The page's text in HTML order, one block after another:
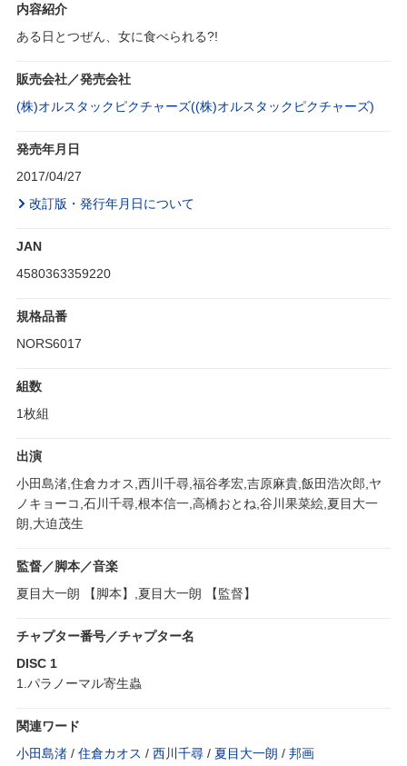
内容紹介
ある日とつぜん、女に食べられる?!
販売会社／発売会社
(株)オルスタックピクチャーズ((株)オルスタックピクチャーズ)
発売年月日
2017/04/27
改訂版・発行年月日について
JAN
4580363359220
規格品番
NORS6017
組数
1枚組
出演
小田島渚,住倉カオス,西川千尋,福谷孝宏,吉原麻貴,飯田浩次郎,ヤ
ノキョーコ,石川千尋,根本信一,高橋おとね,谷川果菜絵,夏目大一
朗,大迫茂生
監督／脚本／音楽
夏目大一朗 【脚本】,夏目大一朗 【監督】
チャプター番号／チャプター名
DISC 1
1.パラノーマル寄生蟲
関連ワード
小田島渚 / 住倉カオス / 西川千尋 / 夏目大一朗 / 邦画